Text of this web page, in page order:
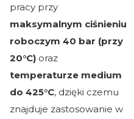
pracy przy
maksymalnym ciśnieniu
roboczym 40 bar (przy
20°C) oraz
temperaturze medium
do 425°C, dzięki czemu
znajduje zastosowanie w